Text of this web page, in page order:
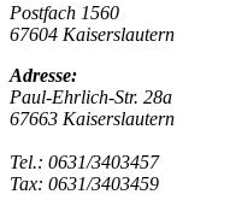
Postfach 1560
67604 Kaiserslautern
Adresse:
Paul-Ehrlich-Str. 28a
67663 Kaiserslautern
Tel.: 0631/3403457
Tax: 0631/3403459